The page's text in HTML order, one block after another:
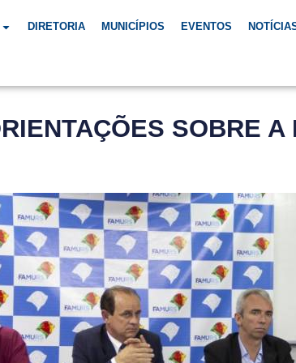
DIRETORIA MUNICÍPIOS EVENTOS
SOBRE